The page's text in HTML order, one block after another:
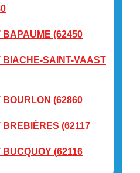
(62450
BIACHE-SAINT-VAAST
(62860
(62117
(62116